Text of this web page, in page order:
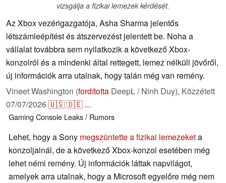
vizsgálja a fizikai lemezek kérdését.
Az Xbox vezérigazgatója, Asha Sharma jelentős
létszámleépítést és átszervezést jelentett be. Noha a
vállalat továbbra sem nyilatkozik a következő Xbox-
konzolról és a mindenki által rettegett, lemez nélküli jövőről,
új információk arra utalnak, hogy talán még van remény.
Vineet Washington (fordította DeepL / Ninh Duy), Közzétett
07/07/2026🇺🇸🇩🇪 ...
Gaming Console Leaks / Rumors
Lehet, hogy a Sony megszüntette a fizikai lemezeketa
konzoljainál, de a következő Xbox-konzol esetében még
lehet némi remény. Új információk láttak napvilágot,
amelyek arra utalnak, hogy a Microsoft egyelőre még nem